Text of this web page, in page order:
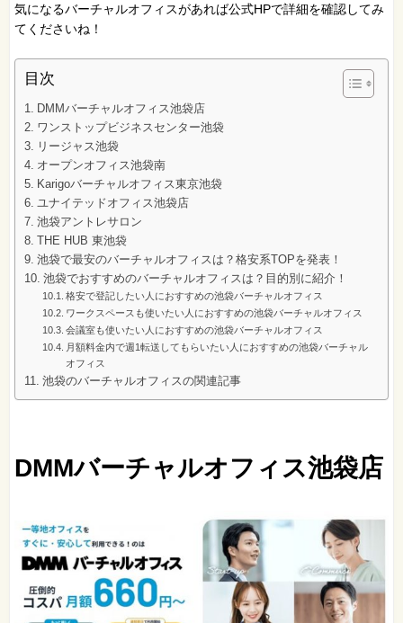
気になるバーチャルオフィスがあれば公式HPで詳細を確認してみ
てくださいね！
目次
DMMバーチャルオフィス池袋店
ワンストップビジネスセンター池袋
リージャス池袋
オープンオフィス池袋南
Karigoバーチャルオフィス東京池袋
ユナイテッドオフィス池袋店
池袋アントレサロン
THE HUB 東池袋
池袋で最安のバーチャルオフィスは？格安系TOPを発表！
池袋でおすすめのバーチャルオフィスは？目的別に紹介！
格安で登記したい人におすすめの池袋バーチャルオフィス
ワークスペースも使いたい人におすすめの池袋バーチャルオフィス
会議室も使いたい人におすすめの池袋バーチャルオフィス
月額料金内で週1転送してもらいたい人におすすめの池袋バーチャル
オフィス
池袋のバーチャルオフィスの関連記事
DMMバーチャルオフィス池袋店